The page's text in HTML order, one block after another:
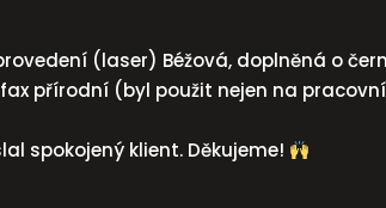
(laser) Béžová, doplněná o
přírodní (byl použit nejen na
spokojený klient. Děkujeme!